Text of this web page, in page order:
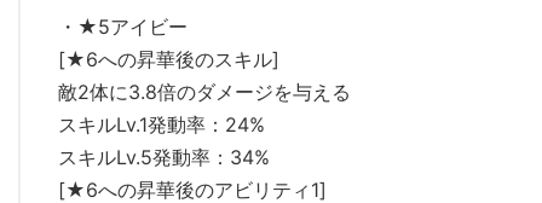
・★5アイビー
[★6への昇華後のスキル]
敵2体に3.8倍のダメージを与える
スキルLv.1発動率：24%
スキルLv.5発動率：34%
[★6への昇華後のアビリティ1]